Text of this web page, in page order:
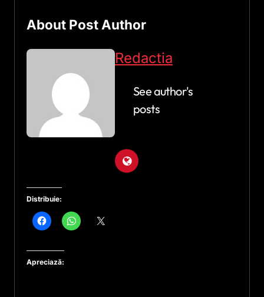
About Post Author
Redactia
See author's
posts
Distribuie:
Apreciază: